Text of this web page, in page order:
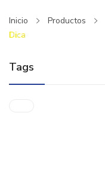
Inicio Productos
Dica
Tags